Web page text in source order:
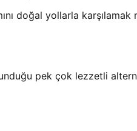
doğal yollarla
pek çok lezzetli